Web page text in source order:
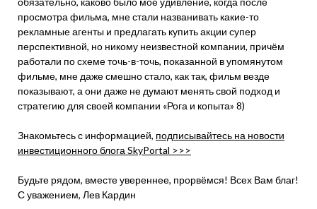
просмотра фильма, мне стали названивать какие-то
рекламные агенты и предлагать купить акции супер
перспективной, но никому неизвестной компании, причём
работали по схеме точь-в-точь, показанной в упомянутом
фильме, мне даже смешно стало, как так, фильм везде
показывают, а они даже не думают менять свой подход и
стратегию для своей компании «Рога и копыта» 8)
Знакомьтесь с информацией, подписывайтесь на новости
инвестиционного блога SkyPortal >>>
Будьте рядом, вместе увереннее, прорвёмся! Всех Вам благ!
С уважением, Лев Кардин